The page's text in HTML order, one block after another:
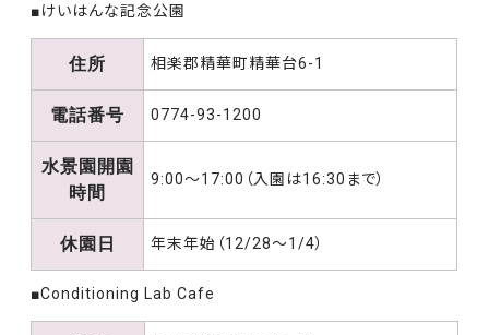
■けいはんな記念公園
住所 相楽郡精華町精華台6-1
電話番号 0774-93-1200
水景園開園
時間
9:00～17:00（入園は16:30まで）
休園日 年末年始（12/28～1/4）
■Conditioning Lab Cafe